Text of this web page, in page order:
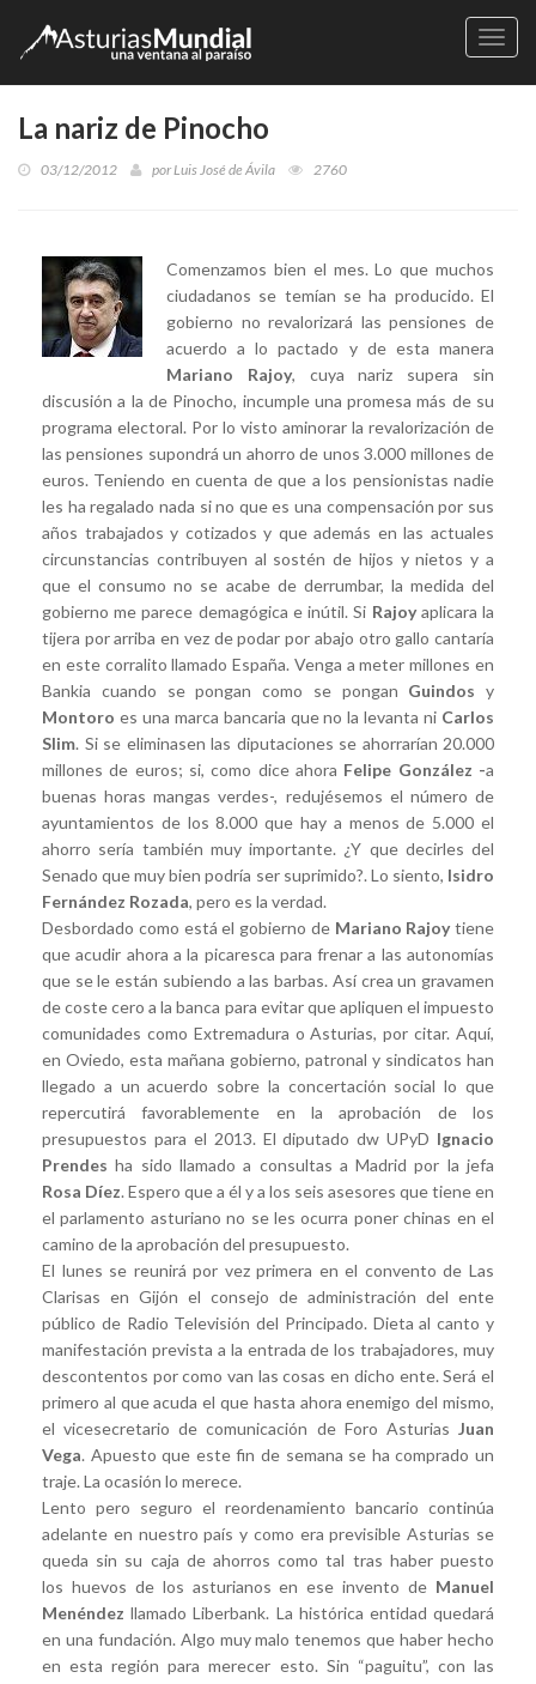
La nariz de Pinocho
03/12/2012 porLuis José de Ávila 2760
Comenzamos bien el mes. Lo que muchos
ciudadanos se temían se ha producido. El
gobierno no revalorizará las pensiones de
acuerdo a lo pactado y de esta manera
Mariano Rajoy, cuya nariz supera sin
discusión a la de Pinocho, incumple una promesa más de su
programa electoral. Por lo visto aminorar la revalorización de
las pensiones supondrá un ahorro de unos 3.000 millones de
euros. Teniendo en cuenta de que a los pensionistas nadie
les ha regalado nada si no que es una compensación por sus
años trabajados y cotizados y que además en las actuales
circunstancias contribuyen al sostén de hijos y nietos y a
que el consumo no se acabe de derrumbar, la medida del
gobierno me parece demagógica e inútil. Si Rajoyaplicara la
tijera por arriba en vez de podar por abajo otro gallo cantaría
en este corralito llamado España. Venga a meter millones en
Bankia cuando se pongan como se pongan Guindos y
Montoro es una marca bancaria que no la levanta ni Carlos
Slim. Si se eliminasen las diputaciones se ahorrarían 20.000
millones de euros; si, como dice ahora Felipe González -a
buenas horas mangas verdes-, redujésemos el número de
ayuntamientos de los 8.000 que hay a menos de 5.000 el
ahorro sería también muy importante. ¿Y que decirles del
Senado que muy bien podría ser suprimido?. Lo siento, Isidro
Fernández Rozada, pero es la verdad.
Desbordado como está el gobierno de Mariano Rajoytiene
que acudir ahora a la picaresca para frenar a las autonomías
que se le están subiendo a las barbas. Así crea un gravamen
de coste cero a la banca para evitar que apliquen el impuesto
comunidades como Extremadura o Asturias, por citar. Aquí,
en Oviedo, esta mañana gobierno, patronal y sindicatos han
llegado a un acuerdo sobre la concertación social lo que
repercutirá favorablemente en la aprobación de los
presupuestos para el 2013. El diputado dw UPyD Ignacio
Prendes ha sido llamado a consultas a Madrid por la jefa
Rosa Díez. Espero que a él y a los seis asesores que tiene en
el parlamento asturiano no se les ocurra poner chinas en el
camino de la aprobación del presupuesto.
El lunes se reunirá por vez primera en el convento de Las
Clarisas en Gijón el consejo de administración del ente
público de Radio Televisión del Principado. Dieta al canto y
manifestación prevista a la entrada de los trabajadores, muy
descontentos por como van las cosas en dicho ente. Será el
primero al que acuda el que hasta ahora enemigo del mismo,
el vicesecretario de comunicación de Foro Asturias Juan
Vega. Apuesto que este fin de semana se ha comprado un
traje. La ocasión lo merece.
Lento pero seguro el reordenamiento bancario continúa
adelante en nuestro país y como era previsible Asturias se
queda sin su caja de ahorros como tal tras haber puesto
los huevos de los asturianos en ese invento de Manuel
Menéndez llamado Liberbank. La histórica entidad quedará
en una fundación. Algo muy malo tenemos que haber hecho
en esta región para merecer esto. Sin “paguitu”, con las